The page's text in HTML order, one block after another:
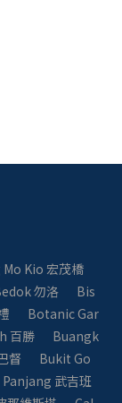
Kio 宏茂橋
勿洛
Bis
Botanic Gar
百勝
Buangk
督
Bukit Go
武吉班